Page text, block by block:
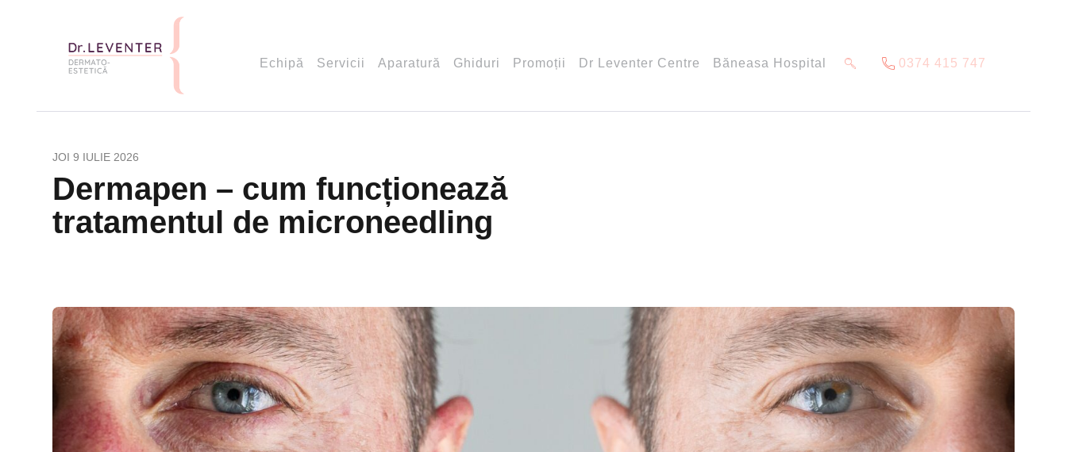
Echipă Servicii Aparatură Ghiduri Promoții Dr Leventer Centre Băneasa Hospital 0374 415 747
JOI 9 IULIE 2026
Dermapen – cum funcționează
tratamentul de microneedling